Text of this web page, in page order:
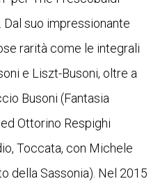
suo impressionante
rarità come le integrali
e Liszt-Busoni, oltre a
Busoni (Fantasia
Ottorino Respighi
Toccata, con Michele
della Sassonia). Nel 2015